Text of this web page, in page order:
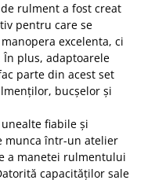
rulment a fost creat
pentru care se
excelenta, ci
În plus, adaptoarele
parte din acest set
bucșelor și
fiabile și
munca într-un atelier
a manetei rulmentului
capacităților sale